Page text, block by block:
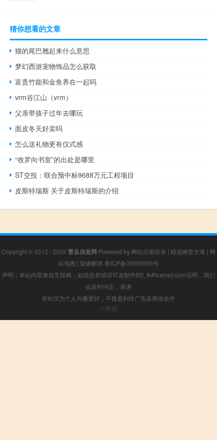
猜你想看的文章
猫的尾巴翘起来什么意思
梦幻西游宠物饰品怎么获取
富贵竹能和金鱼养在一起吗
vrm谷江山（vrm）
父亲带孩子过年去哪玩
面皮冬天好卖吗
怎么送礼物更有仪式感
“收罗向书室”的出处是哪里
ST交投：联合预中标9688万元工程项目
皮斯特瑞斯 关于皮斯特瑞斯的介绍
Copyright © 2012 - 2026 曹县信息网 Powered by 网站分类目录 | 精选推荐文章 | 网
站地图 | 疑难解答 鲁ICP备05005656号
声明：本站内容来自互联网，如信息有错误可发邮件到f_fb#foxmail.com说明，我们
会及时纠正，谢谢
本站仅为个人兴趣爱好，不接盈利性广告及商业合作
小男孩